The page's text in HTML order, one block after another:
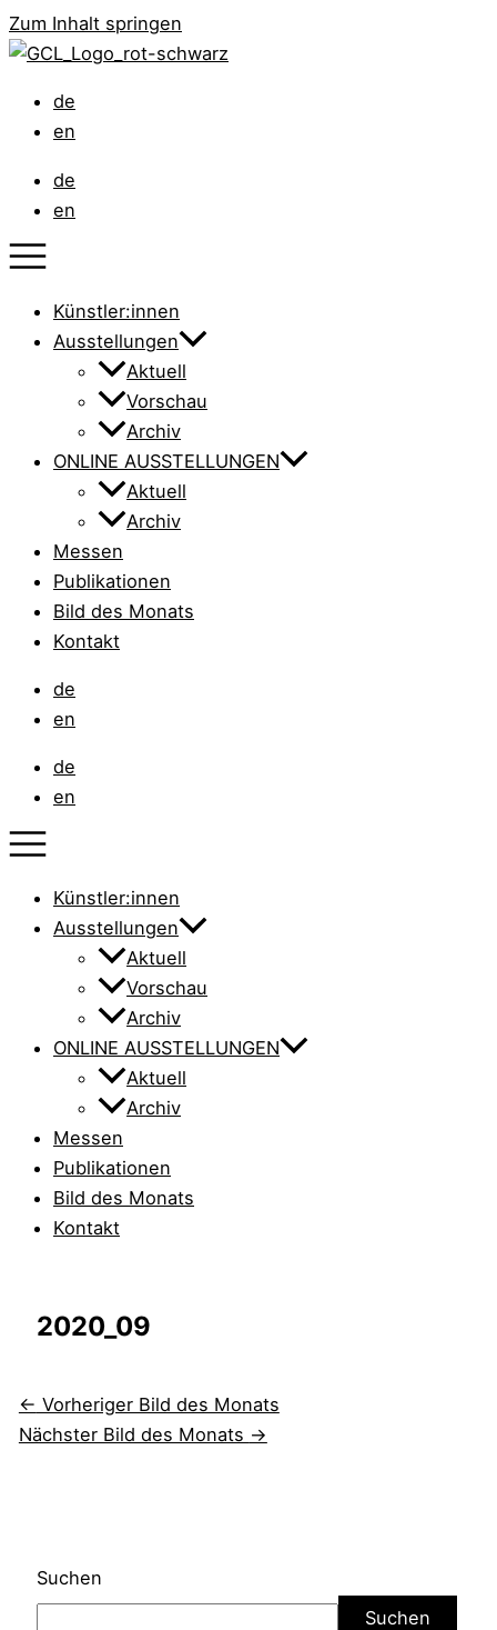
Zum Inhalt springen
de
en
de
en
Künstler:innen
Ausstellungen
Aktuell
Vorschau
Archiv
ONLINE AUSSTELLUNGEN
Aktuell
Archiv
Messen
Publikationen
Bild des Monats
Kontakt
de
en
de
en
Künstler:innen
Ausstellungen
Aktuell
Vorschau
Archiv
ONLINE AUSSTELLUNGEN
Aktuell
Archiv
Messen
Publikationen
Bild des Monats
Kontakt
2020_09
← Vorheriger Bild des Monats
Nächster Bild des Monats →
Suchen
Suchen